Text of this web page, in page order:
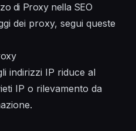
di Proxy nella SEO
dei proxy, segui queste
indirizzi IP riduce al
IP o rilevamento da